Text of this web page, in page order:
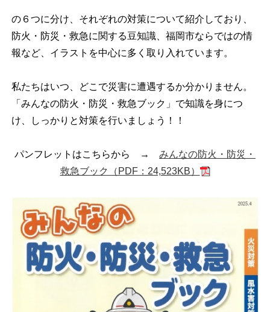
の６つに分け、それぞれの対策について紹介しており、
防火・防災・救急に関する豆知識、福岡市ならではの情
報など、イラストを中心に多く取り入れています。
私たちはいつ、どこで災害に遭遇するか分かりません。
「みんなの防火・防災・救急ブック」で知識を身につ
け、
しっかりと対策を行いましょう！！
パンフレットはこちらから → みんなの防火・防災・
救急ブック（PDF：24,523KB）